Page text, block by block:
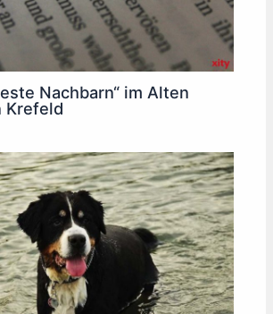
Nachbarn“ im Alten
Krefeld